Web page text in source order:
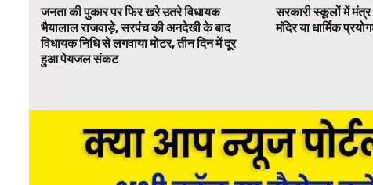
जनता की पुकार पर फिर खरे उतरे विधायक
भैयालाल राजवाड़े, सरपंच की अनदेखी के बाद
विधायक निधि से लगवाया मोटर, तीन दिन में दूर
हुआ पेयजल संकट
सरकारी स्कूलों में मंत्र
मंदिर या धार्मिक